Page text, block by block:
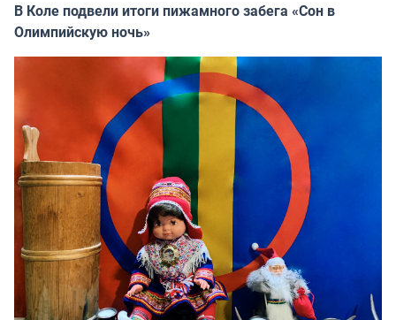
В Коле подвели итоги пижамного забега «Сон в
Олимпийскую ночь»